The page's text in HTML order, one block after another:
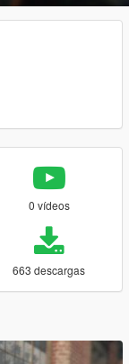
0 vídeos
663 descargas